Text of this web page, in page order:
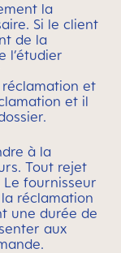
la
Si le client
de la
l’étudier
et
et il
à la
Tout rejet
fournisseur
réclamation
une durée de
aux